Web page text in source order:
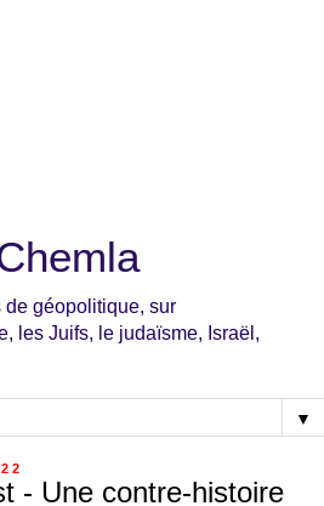
de géopolitique, sur
les Juifs, le judaïsme, Israël,
▼
- Une contre-histoire